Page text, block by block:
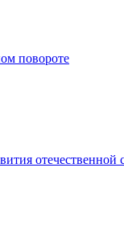
повороте
отечественной